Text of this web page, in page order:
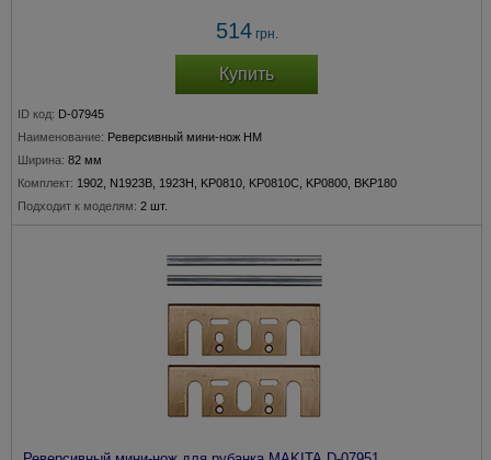
514грн.
Купить
ID код: D-07945
Наименование: Реверсивный мини-нож HM
Ширина: 82 мм
Комплект: 1902, N1923B, 1923H, KP0810, KP0810C, KP0800, BKP180
Подходит к моделям: 2 шт.